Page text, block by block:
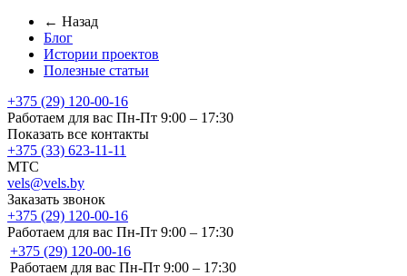
← Назад
Блог
Истории проектов
Полезные статьи
+375 (29) 120-00-16
Работаем для вас Пн-Пт 9:00 – 17:30
Показать все контакты
+375 (33) 623-11-11
MTC
vels@vels.by
Заказать звонок
+375 (29) 120-00-16
Работаем для вас Пн-Пт 9:00 – 17:30
+375 (29) 120-00-16
Работаем для вас Пн-Пт 9:00 – 17:30